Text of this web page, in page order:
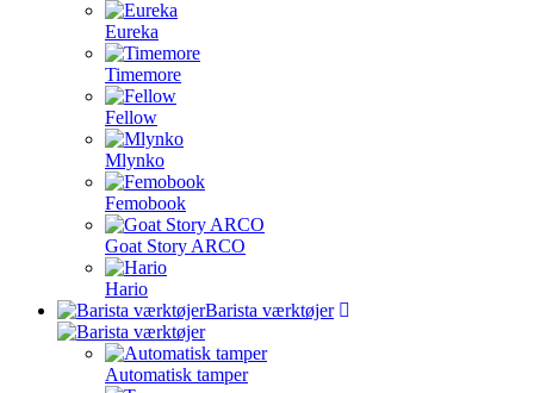
Eureka
Timemore
Fellow
Mlynko
Femobook
Goat Story ARCO
Hario
Barista værktøjer
Automatisk tamper